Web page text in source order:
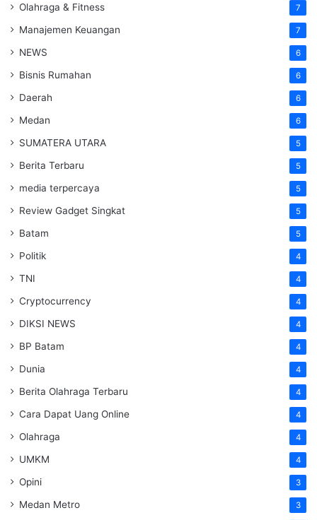
Olahraga & Fitness 7
Manajemen Keuangan 7
NEWS 6
Bisnis Rumahan 6
Daerah 6
Medan 6
SUMATERA UTARA 5
Berita Terbaru 5
media terpercaya 5
Review Gadget Singkat 5
Batam 5
Politik 4
TNI 4
Cryptocurrency 4
DIKSI NEWS 4
BP Batam 4
Dunia 4
Berita Olahraga Terbaru 4
Cara Dapat Uang Online 4
Olahraga 4
UMKM 4
Opini 3
Medan Metro 3